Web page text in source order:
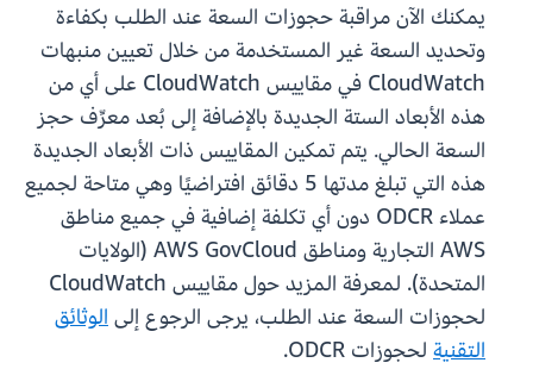
يمكنك الآن مراقبة حجوزات السعة عند الطلب بكفاءة
وتحديد السعة غير المستخدمة من خلال تعيين منبهات
CloudWatch في مقاييس CloudWatch على أي من
هذه الأبعاد الستة الجديدة بالإضافة إلى بُعد معرِّف حجز
السعة الحالي. يتم تمكين المقاييس ذات الأبعاد الجديدة
هذه التي تبلغ مدتها 5 دقائق افتراضيًا وهي متاحة لجميع
عملاء ODCR دون أي تكلفة إضافية في جميع مناطق
AWS التجارية ومناطق AWS GovCloud (الولايات
المتحدة). لمعرفة المزيد حول مقاييس CloudWatch
لحجوزات السعة عند الطلب، يرجى الرجوع إلىالوثائق
التقنية لحجوزات ODCR.